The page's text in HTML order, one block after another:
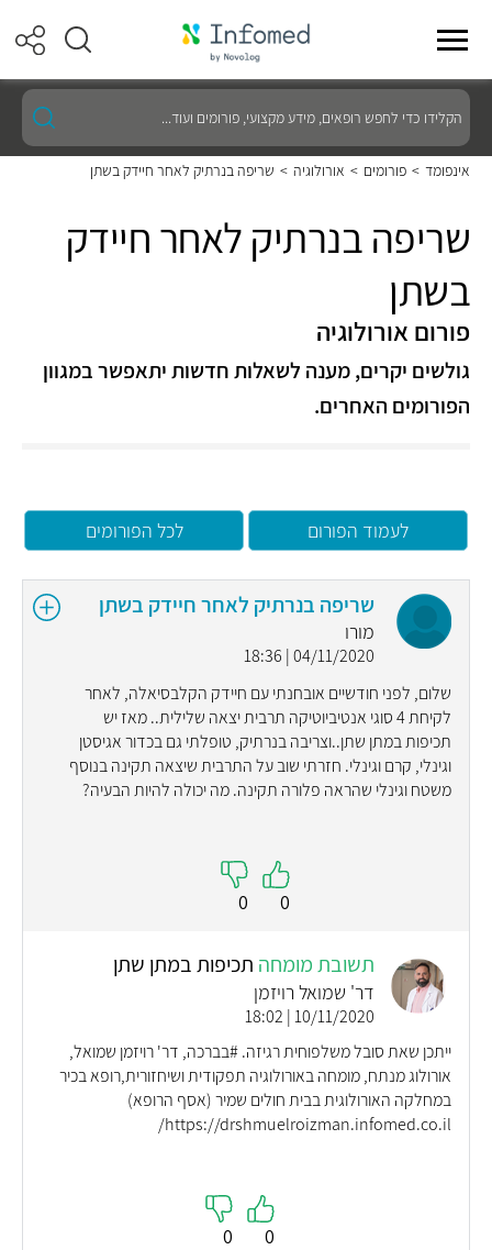
הקלידו
כדי
לחפש
רופאים,
מידע
ועוד...
אינפומד > פורומים > אורולוגיה > שריפה בנרתיק לאחר חיידק בשתן
שריפה בנרתיק לאחר חיידק
בשתן
פורום אורולוגיה
גולשים יקרים, מענה לשאלות חדשות יתאפשר במגוון
הפורומים האחרים.
לעמוד הפורום לכל הפורומים
שריפה בנרתיק לאחר חיידק בשתן
מורו
04/11/2020 | 18:36
שלום, לפני חודשיים אובחנתי עם חיידק הקלבסיאלה, לאחר
לקיחת 4 סוגי אנטיביוטיקה תרבית יצאה שלילית.. מאז יש
תכיפות במתן שתן..וצריבה בנרתיק, טופלתי גם בכדור אגיסטן
וגינלי, קרם וגינלי. חזרתי שוב על התרבית שיצאה תקינה בנוסף
משטח וגינלי שהראה פלורה תקינה. מה יכולה להיות הבעיה?
0
0
תשובת מומחה תכיפות במתן שתן
דר' שמואל רויזמן
10/11/2020 | 18:02
ייתכן שאת סובל משלפוחית רגיזה. #בברכה, דר' רויזמן שמואל,
אורולוג מנתח, מומחה באורולוגיה תפקודית ושיחזורית,רופא בכיר
במחלקה האורולוגית בבית חולים שמיר (אסף הרופא)
https://drshmuelroizman.infomed.co.il/
0
0